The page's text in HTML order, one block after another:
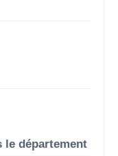
le département